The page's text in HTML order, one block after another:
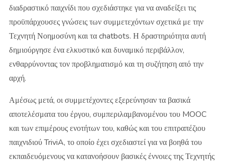
διαδραστικό παιχνίδι που σχεδιάστηκε για να αναδείξει τις
προϋπάρχουσες γνώσεις των συμμετεχόντων σχετικά με την
Τεχνητή Νοημοσύνη και τα chatbots. Η δραστηριότητα αυτή
δημιούργησε ένα ελκυστικό και δυναμικό περιβάλλον,
ενθαρρύνοντας τον προβληματισμό και τη συζήτηση από την
αρχή.
Αμέσως μετά, οι συμμετέχοντες εξερεύνησαν τα βασικά
αποτελέσματα του έργου, συμπεριλαμβανομένου του MOOC
και των επιμέρους ενοτήτων του, καθώς και του επιτραπέζιου
παιχνιδιού TriviA, το οποίο έχει σχεδιαστεί για να βοηθά του
εκπαιδευόμενους να κατανοήσουν βασικές έννοιες της Τεχνητής